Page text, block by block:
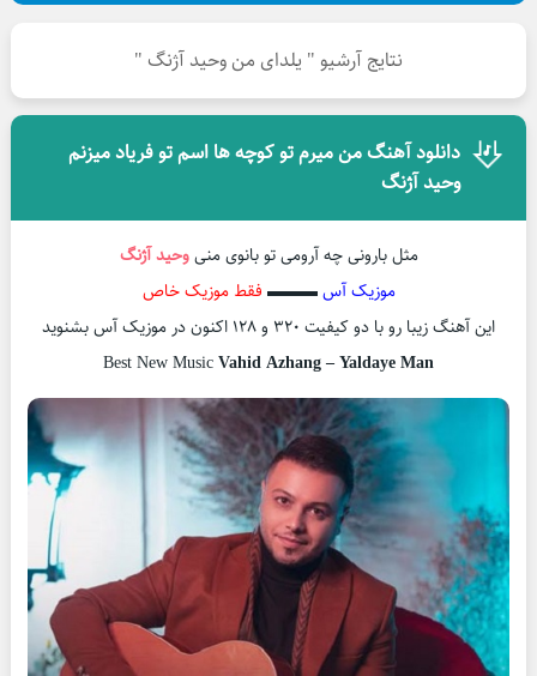
نتایج آرشیو " یلدای من وحید آژنگ "
دانلود آهنگ من میرم تو کوچه ها اسم تو فریاد میزنم
وحید آژنگ
مثل بارونی چه آرومی تو بانوی منیوحید آژنگ
موزیک آس▬▬▬ فقط موزیک خاص
این آهنگ زیبا رو با دو کیفیت ۳۲۰ و ۱۲۸ اکنون در موزیک آس بشنوید
Best New MusicVahid Azhang – Yaldaye Man